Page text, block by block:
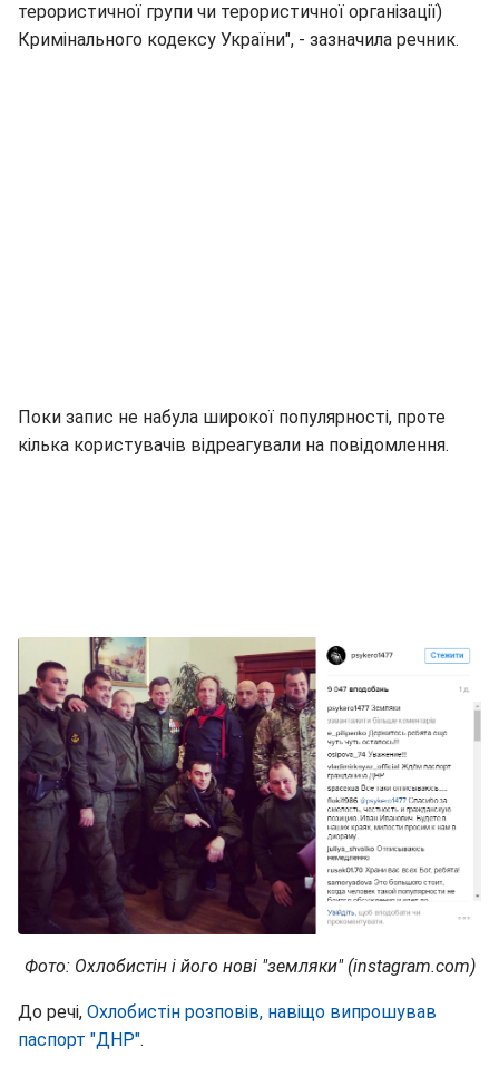
терористичної групи чи терористичної організації)
Кримінального кодексу України", - зазначила речник.
Поки запис не набула широкої популярності, проте
кілька користувачів відреагували на повідомлення.
Фото: Охлобистін і його нові "земляки" (instagram.com)
До речі, Охлобистін розповів, навіщо випрошував
паспорт "ДНР".